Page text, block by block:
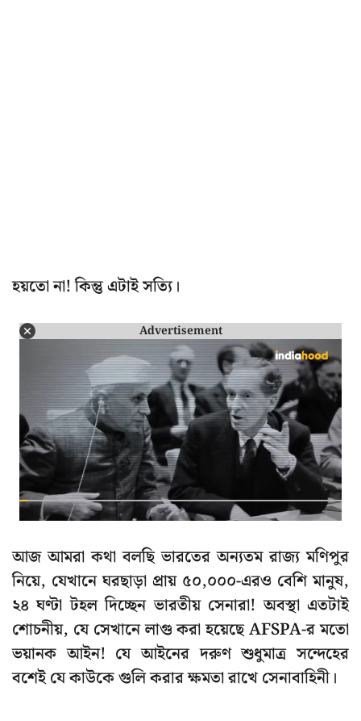
হয়তো না! কিন্তু এটাই সত্যি।
Advertisement
আজ আমরা কথা বলছি ভারতের অন্যতম রাজ্য মণিপুর
নিয়ে, যেখানে ঘরছাড়া প্রায় ৫০,০০০-এরও বেশি মানুষ,
২৪ ঘণ্টা টহল দিচ্ছেন ভারতীয় সেনারা! অবস্থা এতটাই
শোচনীয়, যে সেখানে লাগু করা হয়েছে AFSPA-র মতো
ভয়ানক আইন! যে আইনের দরুণ শুধুমাত্র সন্দেহের
বশেই যে কাউকে গুলি করার ক্ষমতা রাখে সেনাবাহিনী।